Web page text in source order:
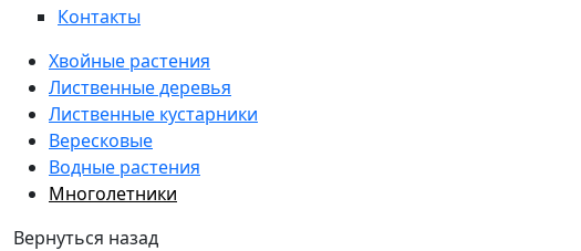
Контакты
Хвойные растения
Лиственные деревья
Лиственные кустарники
Вересковые
Водные растения
Многолетники
Вернуться назад